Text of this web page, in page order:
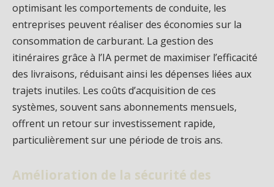
optimisant les comportements de conduite, les
entreprises peuvent réaliser des économies sur la
consommation de carburant. La gestion des
itinéraires grâce à l’IA permet de maximiser l’efficacité
des livraisons, réduisant ainsi les dépenses liées aux
trajets inutiles. Les coûts d’acquisition de ces
systèmes, souvent sans abonnements mensuels,
offrent un retour sur investissement rapide,
particulièrement sur une période de trois ans.
Amélioration de la sécurité des